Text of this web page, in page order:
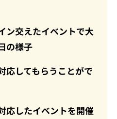
ン交えたイベントで大
の様子
応してもらうことがで
応したイベントを開催